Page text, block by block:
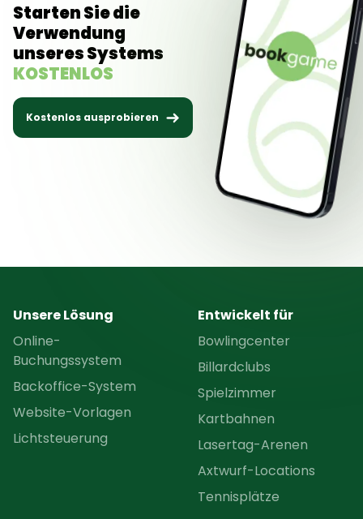
Starten Sie die
Verwendung
unseres Systems
KOSTENLOS
Kostenlos ausprobieren
Unsere Lösung
Online-
Buchungssystem
Backoffice-System
Website-Vorlagen
Lichtsteuerung
Entwickelt für
Bowlingcenter
Billardclubs
Spielzimmer
Kartbahnen
Lasertag-Arenen
Axtwurf-Locations
Tennisplätze